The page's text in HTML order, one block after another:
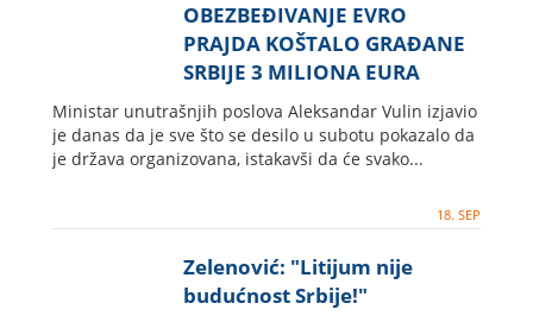
OBEZBEĐIVANJE EVRO
PRAJDA KOŠTALO GRAĐANE
SRBIJE 3 MILIONA EURA
Ministar unutrašnjih poslova Aleksandar Vulin izjavio
je danas da je sve što se desilo u subotu pokazalo da
je država organizovana, istakavši da će svako...
18. SEP
Zelenović: "Litijum nije
budućnost Srbije!"